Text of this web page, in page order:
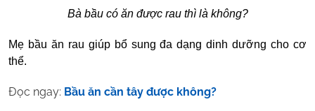
Bà bầu có ăn được rau thì là không?
Mẹ bầu ăn rau giúp bổ sung đa dạng dinh dưỡng cho cơ
thể.
Đọc ngay: Bầu ăn cần tây được không?